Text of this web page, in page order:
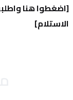
الاستلام]